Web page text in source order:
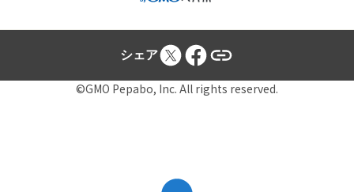
シェア
©GMO Pepabo, Inc. All rights reserved.